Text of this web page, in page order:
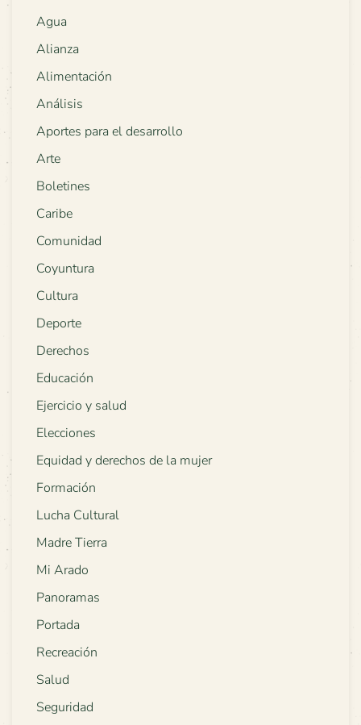
Agua
Alianza
Alimentación
Análisis
Aportes para el desarrollo
Arte
Boletines
Caribe
Comunidad
Coyuntura
Cultura
Deporte
Derechos
Educación
Ejercicio y salud
Elecciones
Equidad y derechos de la mujer
Formación
Lucha Cultural
Madre Tierra
Mi Arado
Panoramas
Portada
Recreación
Salud
Seguridad